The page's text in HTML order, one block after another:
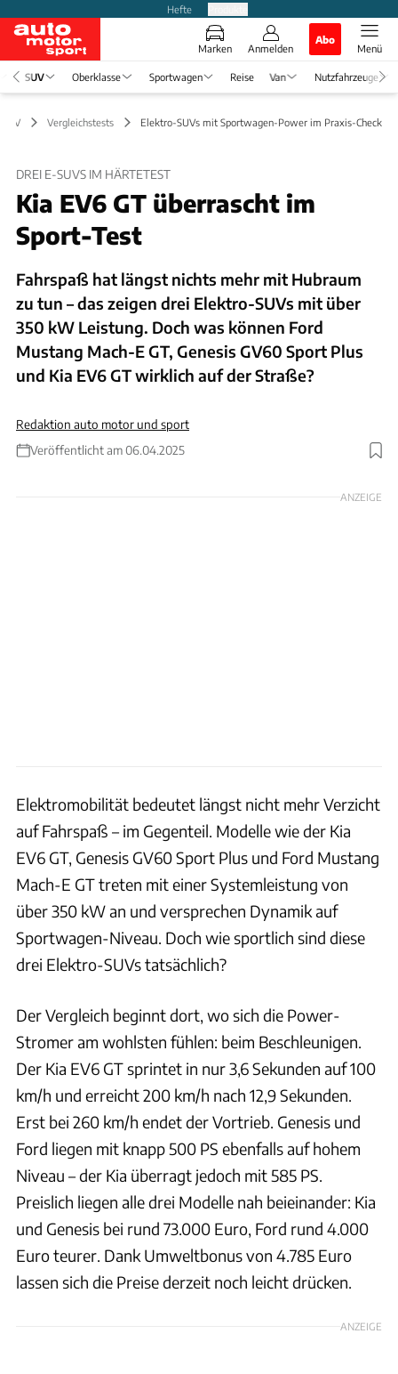
Hefte
Marken Anmelden
Abo
Menü
SUV Oberklasse Sportwagen Reise Van Nutzfahrzeuge
SUV Vergleichstests Elektro-SUVs mit Sportwagen-Power im Praxis-Check
DREI E-SUVS IM HÄRTETEST
Kia EV6 GT überrascht im
Sport-Test
Fahrspaß hat längst nichts mehr mit Hubraum
zu tun – das zeigen drei Elektro-SUVs mit über
350 kW Leistung. Doch was können Ford
Mustang Mach-E GT, Genesis GV60 Sport Plus
und Kia EV6 GT wirklich auf der Straße?
Redaktion auto motor und sport
Veröffentlicht am 06.04.2025
Foto: Hans-Dieter Seufert
ANZEIGE
Elektromobilität bedeutet längst nicht mehr Verzicht
auf Fahrspaß – im Gegenteil. Modelle wie der Kia
EV6 GT, Genesis GV60 Sport Plus und Ford Mustang
Mach-E GT treten mit einer Systemleistung von
über 350 kW an und versprechen Dynamik auf
Sportwagen-Niveau. Doch wie sportlich sind diese
drei Elektro-SUVs tatsächlich?
Der Vergleich beginnt dort, wo sich die Power-
Stromer am wohlsten fühlen: beim Beschleunigen.
Der Kia EV6 GT sprintet in nur 3,6 Sekunden auf 100
km/h und erreicht 200 km/h nach 12,9 Sekunden.
Erst bei 260 km/h endet der Vortrieb. Genesis und
Ford liegen mit knapp 500 PS ebenfalls auf hohem
Niveau – der Kia überragt jedoch mit 585 PS.
Preislich liegen alle drei Modelle nah beieinander: Kia
und Genesis bei rund 73.000 Euro, Ford rund 4.000
Euro teurer. Dank Umweltbonus von 4.785 Euro
lassen sich die Preise derzeit noch leicht drücken.
ANZEIGE